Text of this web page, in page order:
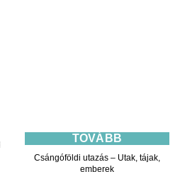
TOVÁBB
Csángóföldi utazás – Utak, tájak,
emberek